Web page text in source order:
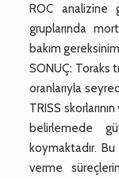
ROC analizine
gruplarında
bakım
SONUÇ: Toraks
oranlarıyla
TRISS
belirlemede
koymaktadır.
verme